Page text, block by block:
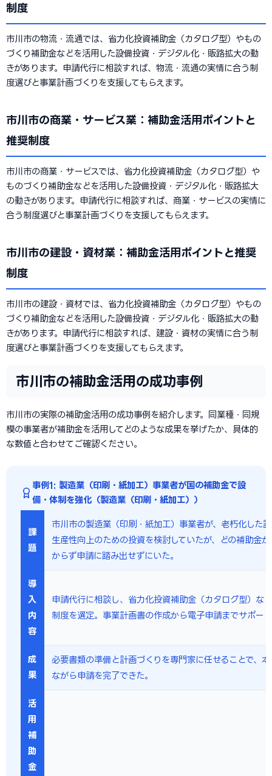
制度
市川市の物流・流通では、省力化投資補助金（カタログ型）やもの
づくり補助金などを活用した設備投資・デジタル化・販路拡大の動
きがあります。申請代行に相談すれば、物流・流通の実情に合う制
度選びと事業計画づくりを支援してもらえます。
市川市の商業・サービス業：補助金活用ポイントと
推奨制度
市川市の商業・サービスでは、省力化投資補助金（カタログ型）や
ものづくり補助金などを活用した設備投資・デジタル化・販路拡大
の動きがあります。申請代行に相談すれば、商業・サービスの実情に
合う制度選びと事業計画づくりを支援してもらえます。
市川市の建設・資材業：補助金活用ポイントと推奨
制度
市川市の建設・資材では、省力化投資補助金（カタログ型）やもの
づくり補助金などを活用した設備投資・デジタル化・販路拡大の動
きがあります。申請代行に相談すれば、建設・資材の実情に合う制
度選びと事業計画づくりを支援してもらえます。
市川市の補助金活用の成功事例
市川市の実際の補助金活用の成功事例を紹介します。同業種・同規
模の事業者が補助金を活用してどのような成果を挙げたか、具体的
な数値と合わせてご確認ください。
事例1: 製造業（印刷・紙加工）事業者が国の補助金で設
備・体制を強化（製造業（印刷・紙加工））
課
題
市川市の製造業（印刷・紙加工）事業者が、老朽化した
生産性向上のための投資を検討していたが、どの補助金
からず申請に踏み出せずにいた。
導
入
内
容
申請代行に相談し、省力化投資補助金（カタログ型）な
制度を選定。事業計画書の作成から電子申請までサポー
成
果
必要書類の準備と計画づくりを専門家に任せることで、
ながら申請を完了できた。
活
用
補
助
金